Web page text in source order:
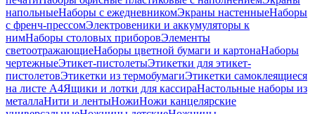
напольныеНаборы с ежедневникомЭкраны настенныеНаборы
с френч-прессомЭлектровеники и аккумуляторы к
нимНаборы столовых приборовЭлементы
светоотражающиеНаборы цветной бумаги и картонаНаборы
чертежныеЭтикет-пистолетыЭтикетки для этикет-
пистолетовЭтикетки из термобумагиЭтикетки самоклеящиеся
на листе А4Ящики и лотки для кассираНастольные наборы из
металлаНити и лентыНожиНожи канцелярские